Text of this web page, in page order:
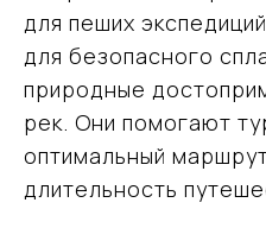
для пеших
для безопасного
природные
рек. Они помогают
оптимальный
длительность